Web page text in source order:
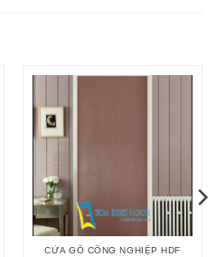
CỬA GỖ CÔNG NGHIỆP HDF